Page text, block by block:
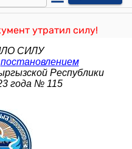
утратил силу!